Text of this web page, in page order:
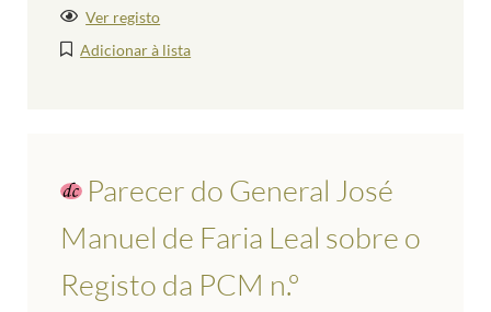
Ver registo
Adicionar à lista
Parecer do General José
Manuel de Faria Leal sobre o
Registo da PCM n.º